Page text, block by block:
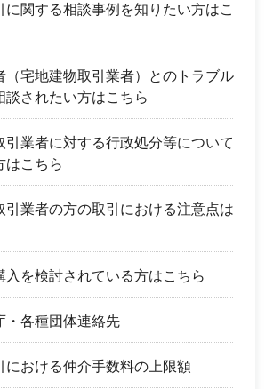
に関する相談事例を知りたい方はこ
（宅地建物取引業者）とのトラブル
談されたい方はこちら
引業者に対する行政処分等について
はこちら
引業者の方の取引における注意点は
入を検討されている方はこちら
・各種団体連絡先
における仲介手数料の上限額